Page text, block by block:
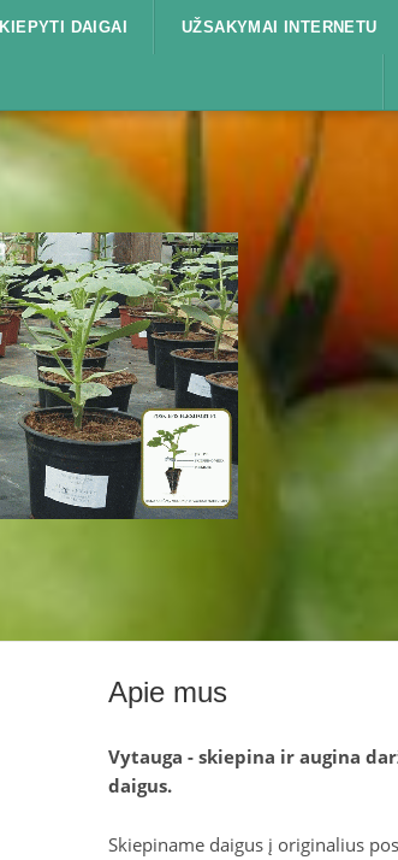
DAIGAI UŽSAKYMAI INTERNETU
Apie mus
Vytauga - skiepina ir augina
daigus.
Skiepiname daigus į originalius